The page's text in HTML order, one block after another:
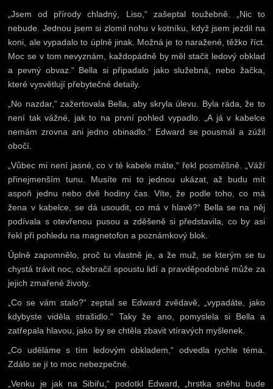
„Jsem od přírody chladný, Liso,“ zašeptal toužebně. „Nic to
nebude. Jednou jsem si zlomil nohu v kotníku, když jsem jezdil na
koni, ale vypadalo to úplně jinak. Možná je to naražené, těžko říct.
Moc se v tom nevyznám, každopádně by měl stačit ledový obklad
a pevný obvaz.“ Bella si připadalo jako služebná, nebo žačka,
které vysvětlují přebytečné detaily.
„No nazdar,“ zažertovala Bella, aby skryla úlevu. Byla ráda, že to
není tak vážné, jak to na první pohled vypadlo. „A já v kabelce
nemám zrovna ani jedno obinadlo.“ Edward se pousmál a zúžil
obočí.
„Vůbec mi není jasné, co v té kabele máte,“ řekl posměšně. „Váží
přinejmenším tunu. Musíte mi to jednou ukázat, až budu mít
aspoň jednu nebo dvě hodiny čas. Víte, že podle toho, co má
žena v kabelce, se dá usoudit, co má v hlavě?“ Bella se na něj
podívala s otevřenou pusou a zděšeně si představila, co by asi
řekl při pohledu na magnetofon a poznámkový blok.
Úplně zapomnělo, proč tu vlastně je, a že muž, se kterým se tu
chystá trávit noc, ožebračil spoustu lidí a pravděpodobně může za
jejich zmařené životy.
„Co se vám stalo?“ zeptal se Edward zvědavě, „vypadáte, jako
kdybyste viděla strašidlo.“ Taky že ano, pomyslela si Bella a
zatřepala hlavou, jako by se chtěla zbavit vtíravých myšlenek.
„Co uděláme s tím ledovým obkladem,“ odvedla rychle téma.
Zdálo se jí to moc nebezpečné.
„Venku je jak na Sibiřu,“ podotkl Edward, „hrstka sněhu bude